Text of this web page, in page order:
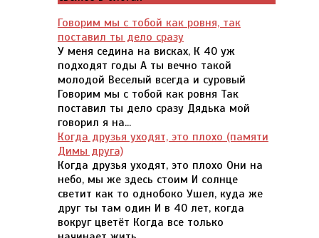
Говорим мы с тобой как ровня, так
поставил ты дело сразу
У меня седина на висках, К 40 уж
подходят годы А ты вечно такой
молодой Веселый всегда и суровый
Говорим мы с тобой как ровня Так
поставил ты дело сразу Дядька мой
говорил я на...
Когда друзья уходят, это плохо (памяти
Димы друга)
Когда друзья уходят, это плохо Они на
небо, мы же здесь стоим И солнце
светит как то однобоко Ушел, куда же
друг ты там один И в 40 лет, когда
вокруг цветёт Когда все только